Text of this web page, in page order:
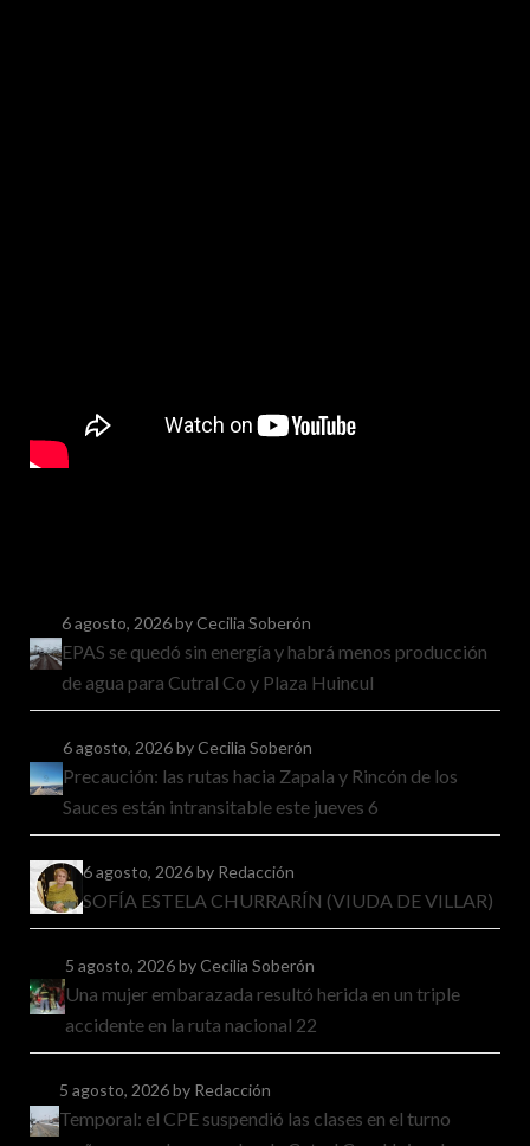
6 agosto, 2026by Cecilia Soberón
EPAS se quedó sin energía y habrá menos producción
de agua para Cutral Co y Plaza Huincul
6 agosto, 2026by Cecilia Soberón
Precaución: las rutas hacia Zapala y Rincón de los
Sauces están intransitable este jueves 6
6 agosto, 2026by Redacción
SOFÍA ESTELA CHURRARÍN (VIUDA DE VILLAR)
5 agosto, 2026by Cecilia Soberón
Una mujer embarazada resultó herida en un triple
accidente en la ruta nacional 22
5 agosto, 2026by Redacción
Temporal: el CPE suspendió las clases en el turno